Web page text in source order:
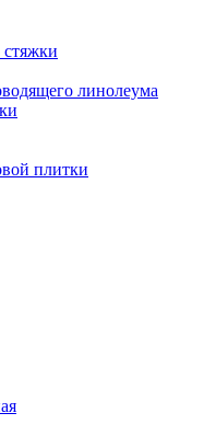
стяжки
линолеума
плитки